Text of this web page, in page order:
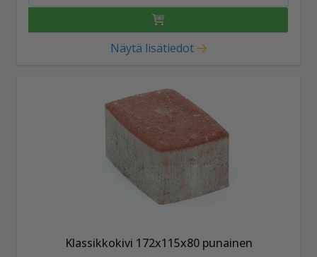
Näytä lisätiedot
Klassikkokivi 172x115x80 punainen